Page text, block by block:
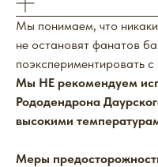
Мы понимаем, что
не остановят фанатов
поэкспериментировать
Мы НЕ рекомендуем
Рододендрона
высокими
Меры